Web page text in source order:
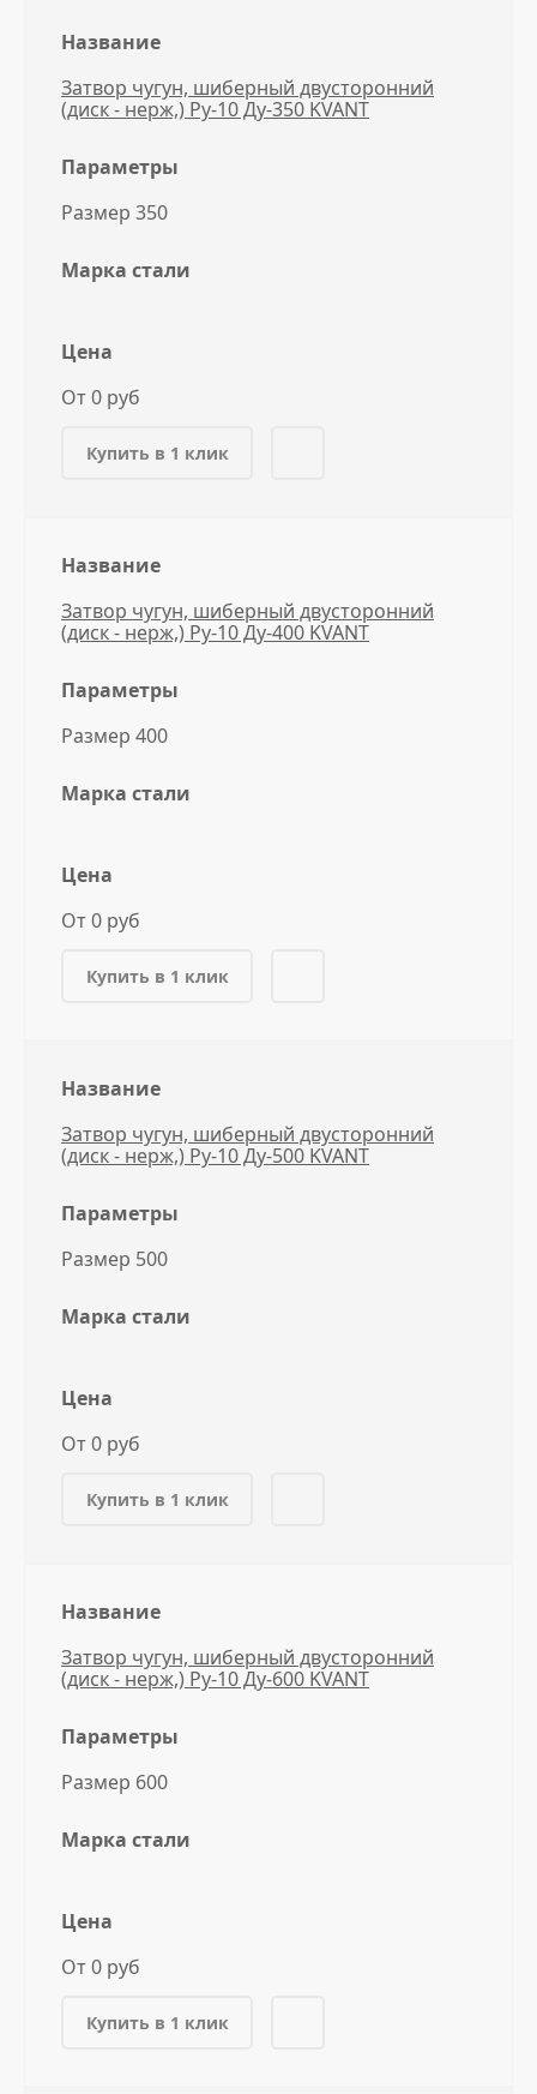
Название
Затвор чугун, шиберный двусторонний
(диск - нерж,) Ру-10 Ду-350 KVANT
Параметры
Размер 350
Марка стали
Цена
От 0 руб
Купить в 1 клик
Название
Затвор чугун, шиберный двусторонний
(диск - нерж,) Ру-10 Ду-400 KVANT
Параметры
Размер 400
Марка стали
Цена
От 0 руб
Купить в 1 клик
Название
Затвор чугун, шиберный двусторонний
(диск - нерж,) Ру-10 Ду-500 KVANT
Параметры
Размер 500
Марка стали
Цена
От 0 руб
Купить в 1 клик
Название
Затвор чугун, шиберный двусторонний
(диск - нерж,) Ру-10 Ду-600 KVANT
Параметры
Размер 600
Марка стали
Цена
От 0 руб
Купить в 1 клик